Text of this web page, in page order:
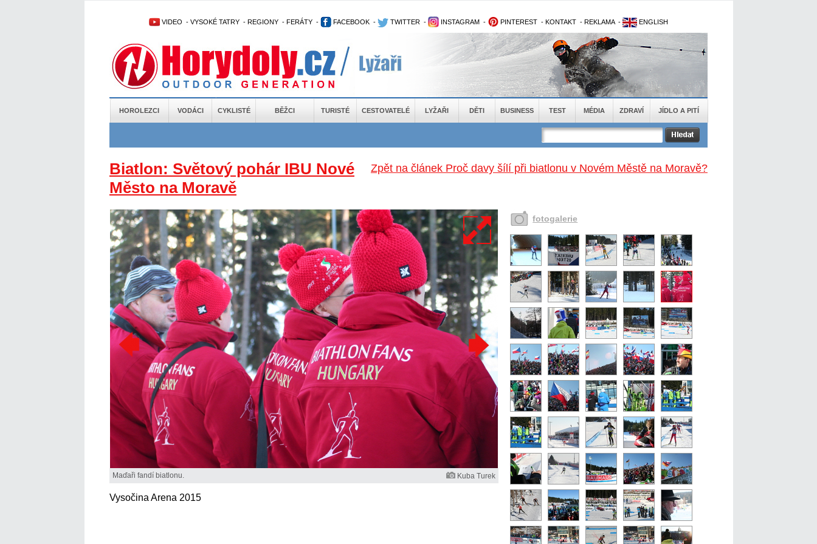
VIDEO - VYSOKÉ TATRY - REGIONY - FERÁTY - FACEBOOK - TWITTER - INSTAGRAM - PINTEREST - KONTAKT - REKLAMA - ENGLISH
HOROLEZCI VODÁCI CYKLISTÉ BĚŽCI TURISTÉ CESTOVATELÉ LYŽAŘI DĚTI BUSINESS TEST MÉDIA ZDRAVÍ JÍDLO A PITÍ
Zpět na článek Proč davy šílí při biatlonu v Novém Městě na Moravě?
Biatlon: Světový pohár IBU Nové
Město na Moravě
Maďaři fandí biatlonu. Kuba Turek
Vysočina Arena 2015
fotogalerie